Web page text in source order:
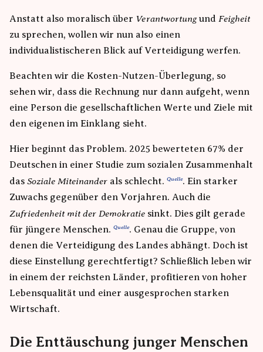
Anstatt also moralisch über Verantwortungund Feigheit
zu sprechen, wollen wir nun also einen
individualistischeren Blick auf Verteidigung werfen.
Beachten wir die Kosten-Nutzen-Überlegung, so
sehen wir, dass die Rechnung nur dann aufgeht, wenn
eine Person die gesellschaftlichen Werte und Ziele mit
den eigenen im Einklang sieht.
Hier beginnt das Problem. 2025 bewerteten 67% der
Deutschen in einer Studie zum sozialen Zusammenhalt
das Soziale Miteinander als schlecht.
. Ein starker
Zuwachs gegenüber den Vorjahren. Auch die
Zufriedenheit mit der Demokratie sinkt. Dies gilt gerade
für jüngere Menschen.
. Genau die Gruppe, von
denen die Verteidigung des Landes abhängt. Doch ist
diese Einstellung gerechtfertigt? Schließlich leben wir
in einem der reichsten Länder, profitieren von hoher
Lebensqualität und einer ausgesprochen starken
Wirtschaft.
Die Enttäuschung junger Menschen